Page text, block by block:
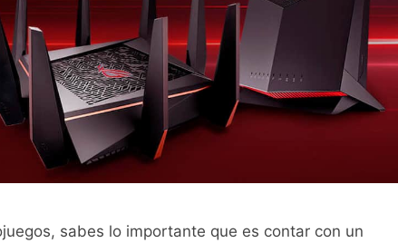
sabes lo importante que es contar con un